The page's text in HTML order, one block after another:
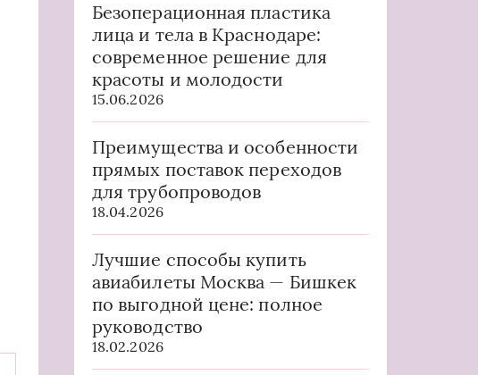
Безоперационная пластика
лица и тела в Краснодаре:
современное решение для
красоты и молодости
15.06.2026
Преимущества и особенности
прямых поставок переходов
для трубопроводов
18.04.2026
Лучшие способы купить
авиабилеты Москва — Бишкек
по выгодной цене: полное
руководство
18.02.2026